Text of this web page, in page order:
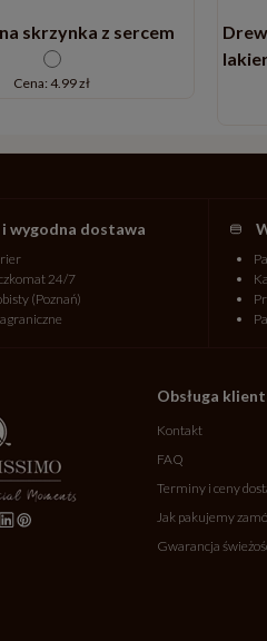
skrzynka z sercem
Cena: 4.99 zł
i wygodna dostawa
24/7
(Poznań)
Obsługa
Kontakt
FAQ
Terminy i ceny
Jak pakujemy
Gwarancja